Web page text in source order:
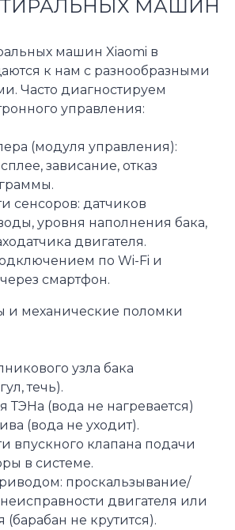
МАШИН
машин Xiaomi в
к нам с разнообразными
Часто диагностируем
управления:
(модуля управления):
зависание, отказ
сенсоров: датчиков
уровня наполнения бака,
двигателя.
по Wi-Fi и
смартфон.
и механические поломки
узла бака
течь).
ТЭНа (вода не нагревается)
(вода не уходит).
впускного клапана подачи
в системе.
проскальзывание/
двигателя или
(барабан не крутится).